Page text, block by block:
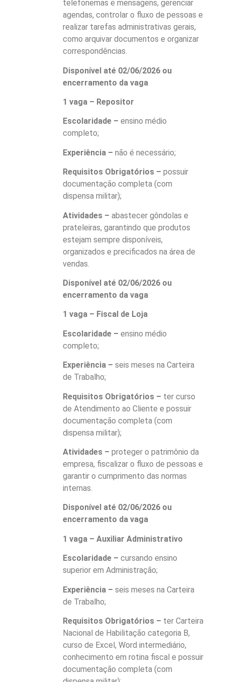
telefonemas e mensagens, gerenciar
agendas, controlar o fluxo de pessoas e
realizar tarefas administrativas gerais,
como arquivar documentos e organizar
correspondências.
Disponível até 02/06/2026 ou
encerramento da vaga
1 vaga – Repositor
Escolaridade – ensino médio
completo;
Experiência – não é necessário;
Requisitos Obrigatórios – possuir
documentação completa (com
dispensa militar);
Atividades – abastecer gôndolas e
prateleiras, garantindo que produtos
estejam sempre disponíveis,
organizados e precificados na área de
vendas.
Disponível até 02/06/2026 ou
encerramento da vaga
1 vaga – Fiscal de Loja
Escolaridade – ensino médio
completo;
Experiência – seis meses na Carteira
de Trabalho;
Requisitos Obrigatórios – ter curso
de Atendimento ao Cliente e possuir
documentação completa (com
dispensa militar);
Atividades – proteger o patrimônio da
empresa, fiscalizar o fluxo de pessoas e
garantir o cumprimento das normas
internas.
Disponível até 02/06/2026 ou
encerramento da vaga
1 vaga – Auxiliar Administrativo
Escolaridade – cursando ensino
superior em Administração;
Experiência – seis meses na Carteira
de Trabalho;
Requisitos Obrigatórios – ter Carteira
Nacional de Habilitação categoria B,
curso de Excel, Word intermediário,
conhecimento em rotina fiscal e possuir
documentação completa (com